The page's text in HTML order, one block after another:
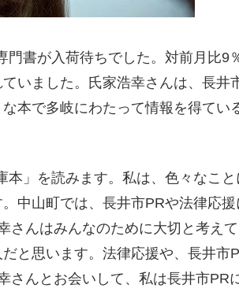
書が入荷待ちでした。対前月比9
いました。氏家浩幸さんは、長井
本で多岐にわたって情報を得てい
」を読みます。私は、色々なこ
中山町では、長井市PRや法律応
さんはみんなのために大切と考え
と思います。法律応援や、長井市
さんとお会いして、私は長井市PR